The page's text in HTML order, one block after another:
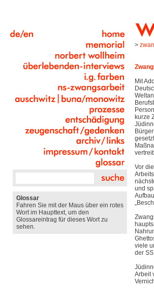
Glossar
Fahren Sie mit der Maus über ein rotes
Wort im Haupttext, um den
Glossareintrag für dieses Wort zu
sehen.
>
Mit
kurze
Vor
und
viele
der
Arbeit